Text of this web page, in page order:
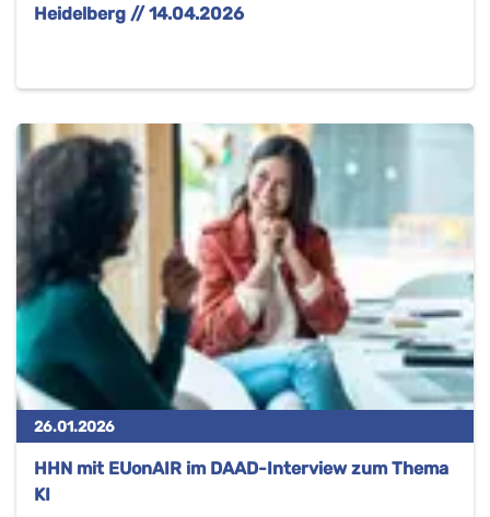
Heidelberg // 14.04.2026
26.01.2026
HHN mit EUonAIR im DAAD-Interview zum Thema
KI